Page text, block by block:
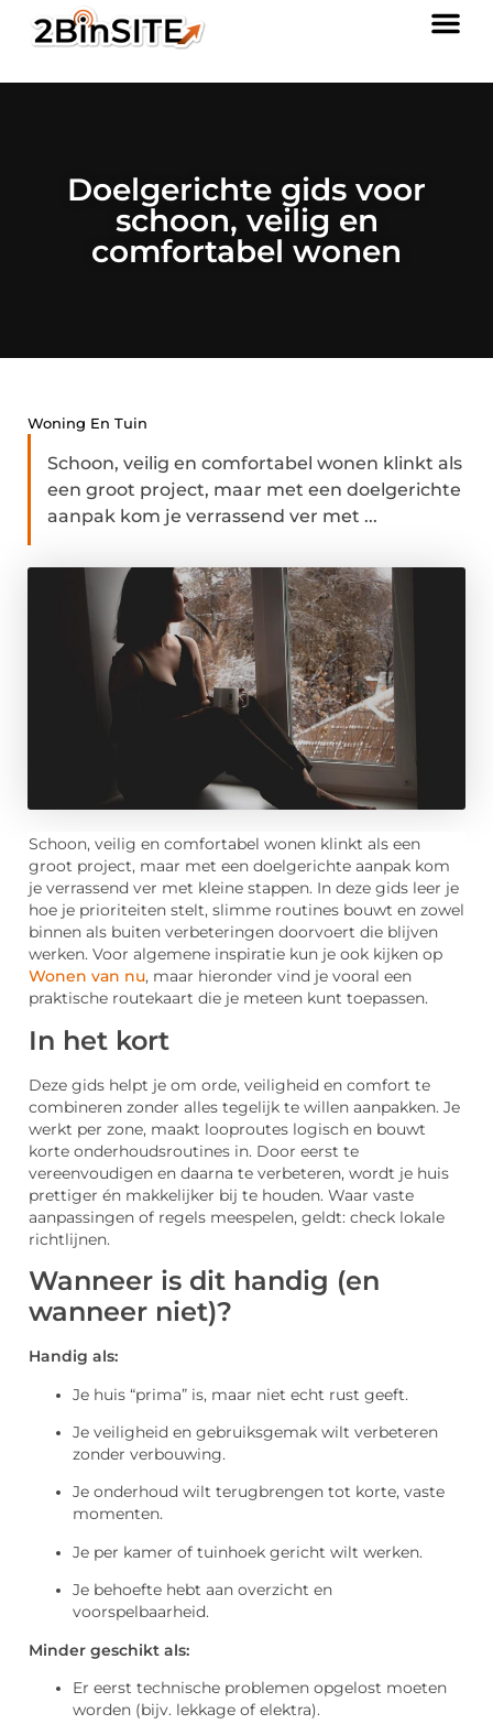
Doelgerichte gids voor
schoon, veilig en
comfortabel wonen
Woning En Tuin
Schoon, veilig en comfortabel wonen klinkt als
een groot project, maar met een doelgerichte
aanpak kom je verrassend ver met ...
Schoon, veilig en comfortabel wonen klinkt als een
groot project, maar met een doelgerichte aanpak kom
je verrassend ver met kleine stappen. In deze gids leer je
hoe je prioriteiten stelt, slimme routines bouwt en zowel
binnen als buiten verbeteringen doorvoert die blijven
werken. Voor algemene inspiratie kun je ook kijken op
Wonen van nu, maar hieronder vind je vooral een
praktische routekaart die je meteen kunt toepassen.
In het kort
Deze gids helpt je om orde, veiligheid en comfort te
combineren zonder alles tegelijk te willen aanpakken. Je
werkt per zone, maakt looproutes logisch en bouwt
korte onderhoudsroutines in. Door eerst te
vereenvoudigen en daarna te verbeteren, wordt je huis
prettiger én makkelijker bij te houden. Waar vaste
aanpassingen of regels meespelen, geldt: check lokale
richtlijnen.
Wanneer is dit handig (en
wanneer niet)?
Handig als:
Je huis “prima” is, maar niet echt rust geeft.
Je veiligheid en gebruiksgemak wilt verbeteren
zonder verbouwing.
Je onderhoud wilt terugbrengen tot korte, vaste
momenten.
Je per kamer of tuinhoek gericht wilt werken.
Je behoefte hebt aan overzicht en
voorspelbaarheid.
Minder geschikt als:
Er eerst technische problemen opgelost moeten
worden (bijv. lekkage of elektra).